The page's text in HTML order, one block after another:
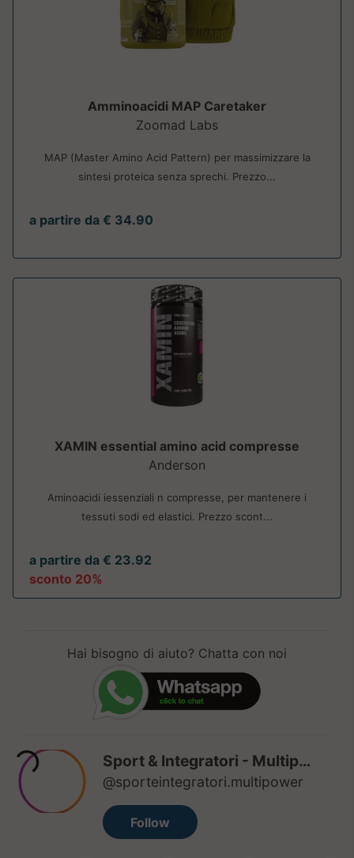
Amminoacidi MAP Caretaker
Zoomad Labs
MAP (Master Amino Acid Pattern) per massimizzare la
sintesi proteica senza sprechi. Prezzo...
a partire da € 34.90
XAMIN essential amino acid compresse
Anderson
Aminoacidi iessenziali n compresse, per mantenere i
tessuti sodi ed elastici. Prezzo scont...
a partire da € 23.92
sconto 20%
Hai bisogno di aiuto? Chatta con noi